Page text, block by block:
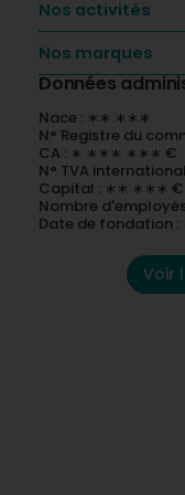
Nos activités
Nos marques
Données
Nace : ∗∗.∗∗∗
N° Registre du
CA : ∗ ∗∗∗ ∗∗∗ €
N° TVA
Capital : ∗∗ ∗∗∗ €
Nombre
Date de
Voir